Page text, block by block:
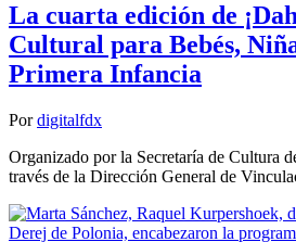
La cuarta edición de
Cultural para Bebés,
Primera Infancia
Por digitalfdx
Organizado por la Secretaría de Cultura
través de la Dirección General de